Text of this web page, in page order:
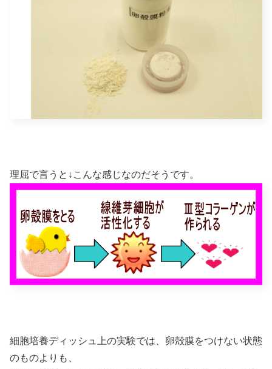
理屈で言うと↓こんな感じなのだそうです。
細胞培養ディッシュ上の実験では、卵殻膜をつけない状態
のものよりも、